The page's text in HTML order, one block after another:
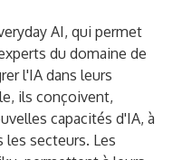
AI, qui permet
du domaine de
l'IA dans leurs
ils conçoivent,
capacités d'IA, à
secteurs. Les